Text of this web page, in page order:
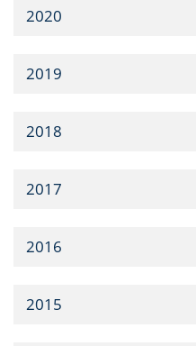
2020
2019
2018
2017
2016
2015